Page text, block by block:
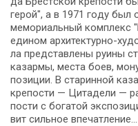
герой", а в 1971 го­ду был
мемориальный ком­плекс
еди­ном архитектурно-
ла пред­став­ле­ны ру­и­ны
ка­зар­мы, ме­ста боев,
по­зи­ции. В ста­рин­ной
кре­по­сти — Ци­та­де­ли —
по­сти с бо­га­той
вит сильное впе­чат­ле­ние…